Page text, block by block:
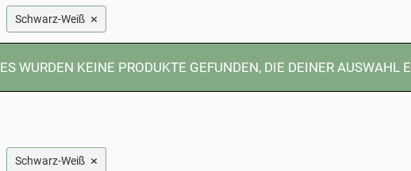
Schwarz-Weiß ×
ES WURDEN KEINE PRODUKTE GEFUNDEN, DIE DEINER AUSWAHL
Schwarz-Weiß ×